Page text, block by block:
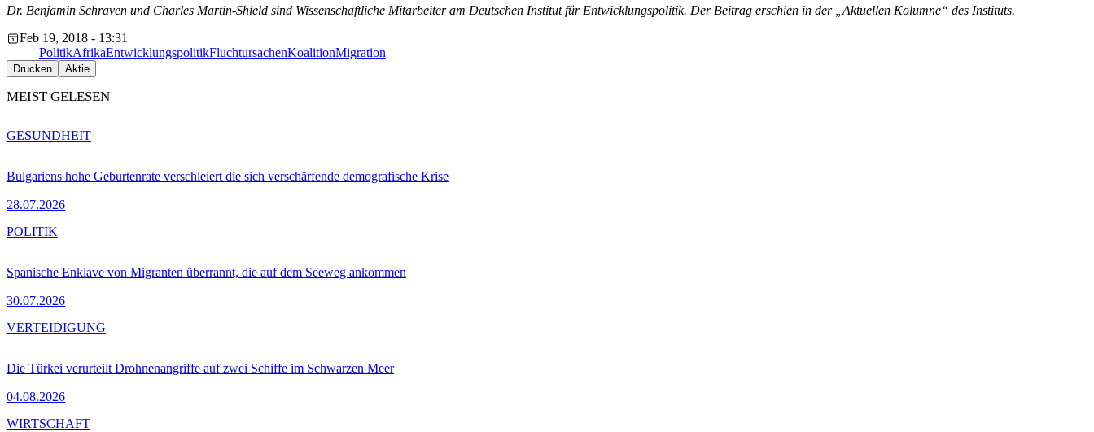
Dr. Benjamin Schraven und Charles Martin-Shield sind Wissenschaftliche Mitarbeiter am Deutschen Institut für Entwicklungspolitik. Der Beitrag erschien in der „Aktuellen Kolumne“ des Instituts.
Feb 19, 2018 - 13:31
PolitikAfrikaEntwicklungspolitikFluchtursachenKoalitionMigration
Drucken Aktie
MEIST GELESEN
Bulgariens hohe Geburtenrate verschleiert die sich verschärfende demografische Krise
28.07.2026
GESUNDHEIT
Spanische Enklave von Migranten überrannt, die auf dem Seeweg ankommen
30.07.2026
POLITIK
Die Türkei verurteilt Drohnenangriffe auf zwei Schiffe im Schwarzen Meer
04.08.2026
VERTEIDIGUNG
WIRTSCHAFT